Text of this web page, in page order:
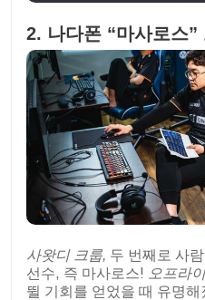
2. 나다폰 “마사로스”
사왓디 크룹, 두 번째로 사
선수, 즉 마사로스! 오프라
뛸 기회를 얻었을 때 유명해